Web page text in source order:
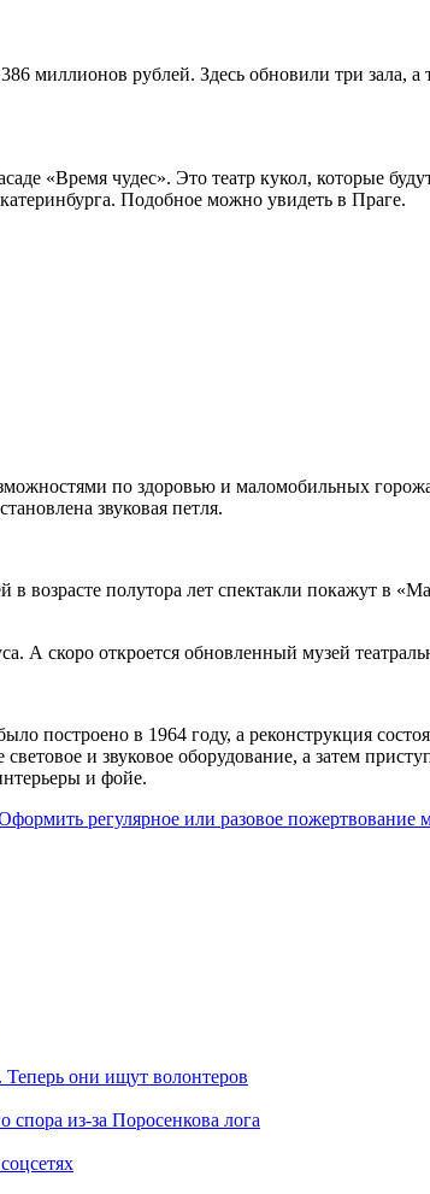
миллионов рублей. Здесь обновили три зала,
«Время чудес». Это театр кукол, которые
Подобное можно увидеть в Праге.
по здоровью и маломобильных
звуковая петля.
возрасте полутора лет спектакли покажут в
А скоро откроется обновленный музей
построено в 1964 году, а реконструкция
и звуковое оборудование, а затем
и фойе.
регулярное или разовое пожертвование
они ищут волонтеров
из-за Поросенкова лога